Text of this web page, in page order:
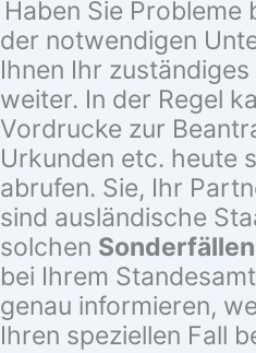
Haben Sie Probleme
der notwendigen
Ihnen Ihr
weiter. In der Regel
Vordrucke zur
Urkunden etc. heute
abrufen. Sie, Ihr
sind ausländische
solchen Sonderfällen
bei Ihrem
genau informieren,
Ihren speziellen Fall